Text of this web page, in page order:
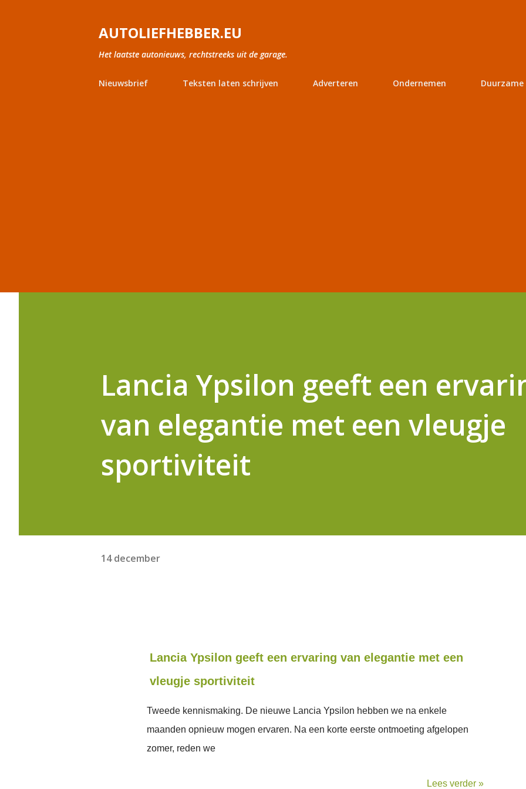
AUTOLIEFHEBBER.EU
Het laatste autonieuws, rechtstreeks uit de garage.
Nieuwsbrief Teksten laten schrijven Adverteren Ondernemen Duurzame
Lancia Ypsilon geeft een
van elegantie met een vleugje
sportiviteit
14 december
Lancia Ypsilon geeft een ervaring van elegantie met een
vleugje sportiviteit
Tweede kennismaking. De nieuwe Lancia Ypsilon hebben we na enkele
maanden opnieuw mogen ervaren. Na een korte eerste ontmoeting afgelopen
zomer, reden we
Lees verder »